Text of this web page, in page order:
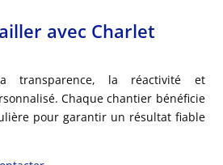
avec Charlet
transparence, la réactivité et
Chaque chantier bénéficie
pour garantir un résultat fiable